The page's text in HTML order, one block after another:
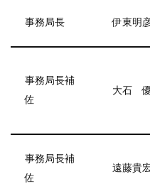
事務局長 伊東明
事務局長補
佐
大石
事務局長補
佐
遠藤貴